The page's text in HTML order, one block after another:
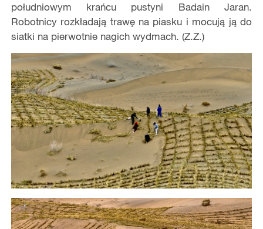
południowym krańcu pustyni Badain Jaran.
Robotnicy rozkładają trawę na piasku i mocują ją do
siatki na pierwotnie nagich wydmach. (Z.Z.)